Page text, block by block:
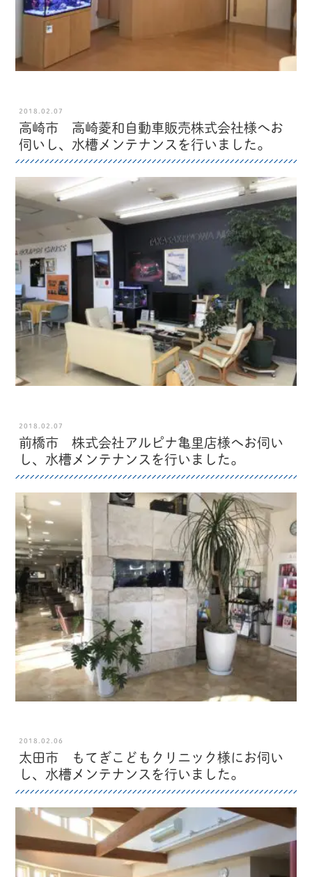
2018.02.07
高崎市 高崎菱和自動車販売株式会社様へお
伺いし、水槽メンテナンスを行いました。
2018.02.07
前橋市 株式会社アルピナ亀里店様へお伺い
し、水槽メンテナンスを行いました。
2018.02.06
太田市 もてぎこどもクリニック様にお伺い
し、水槽メンテナンスを行いました。